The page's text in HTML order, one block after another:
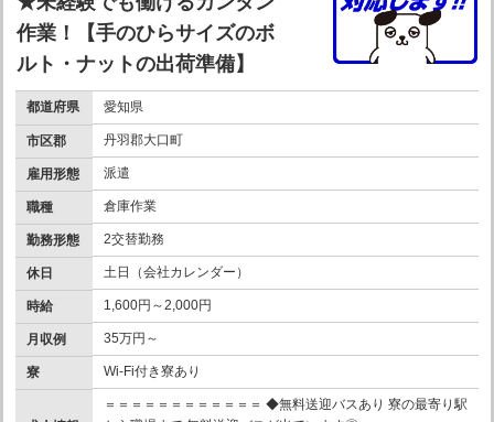
作業！【手のひらサイズのボ
ルト・ナットの出荷準備】
都道府県 愛知県
市区郡 丹羽郡大口町
雇用形態 派遣
職種 倉庫作業
勤務形態 2交替勤務
休日 土日（会社カレンダー）
時給 1,600円～2,000円
月収例 35万円～
寮 Wi-Fi付き寮あり
＝＝＝＝＝＝＝＝＝＝＝＝ ◆無料送迎バスあり 寮の最寄り駅